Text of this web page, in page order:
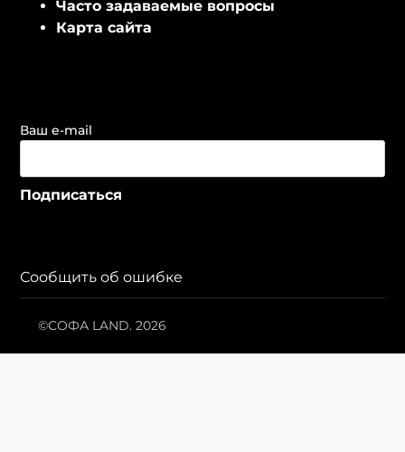
Часто задаваемые вопросы
Карта сайта
Ваш e-mail
Сообщить об ошибке
©СОФА LAND. 2026